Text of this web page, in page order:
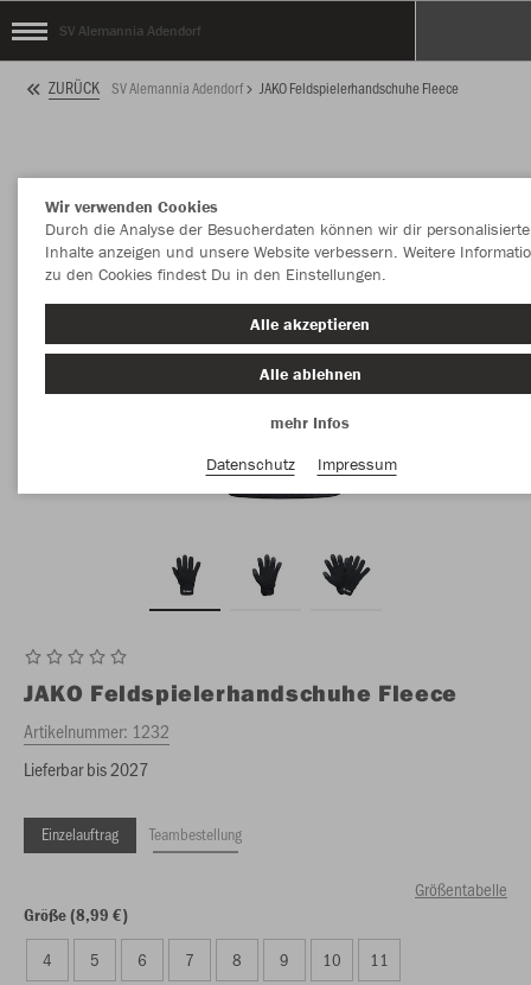
SV Alemannia Adendorf
ZURÜCK SV Alemannia Adendorf JAKO Feldspielerhandschuhe Fleece
JAKO Feldspielerhandschuhe Fleece
Artikelnummer: 1232
Lieferbar bis 2027
Einzelauftrag Teambestellung
Größentabelle
Größe (8,99 €)
4 5 6 7 8 9 10 11
Wir verwenden Cookies
Durch die Analyse der Besucherdaten können wir dir personalisierte
Inhalte anzeigen und unsere Website verbessern. Weitere
zu den Cookies findest Du in den Einstellungen.
Alle akzeptieren
Alle ablehnen
mehr Infos
Datenschutz
Impressum